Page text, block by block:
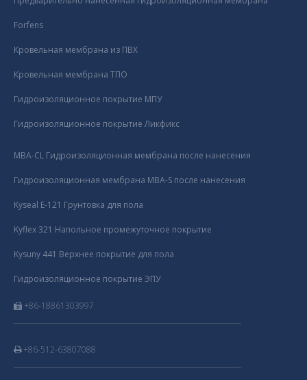
Forfens
Кровельная мембрана из ПВХ
Кровельная мембрана ТПО
Гидроизоляционное покрытие МПУ
Гидроизоляционное покрытие Ликфикс
MBA-CL Гидроизоляционная мембрана после нанесения
Гидроизоляционная мембрана MBA-S после нанесения
Kyseal E-121 Грунтовка для пола
Kyflex 321 Напольное промежуточное покрытие
Kysuny 441 Верхнее покрытие для пола
Гидроизоляционное покрытие ЭПУ
 +86-18861303997
+86-512-63807088